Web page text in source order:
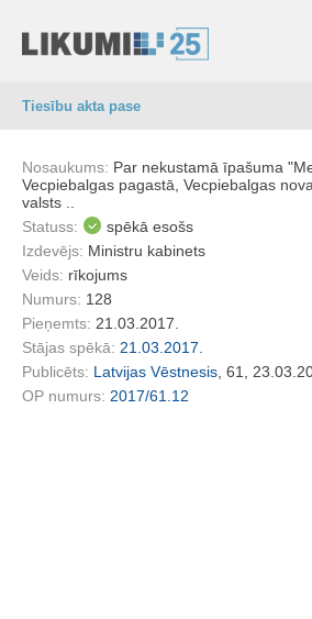
Tiesību akta pase
Nosaukums: Par nekustamā īpašuma
Vecpiebalgas pagastā, Vecpiebalgas
valsts ..
Statuss:
spēkā esošs
Izdevējs: Ministru kabinets
Veids: rīkojums
Numurs: 128
Pieņemts: 21.03.2017.
Stājas spēkā: 21.03.2017.
Publicēts: Latvijas Vēstnesis , 61,
OP numurs: 2017/61.12